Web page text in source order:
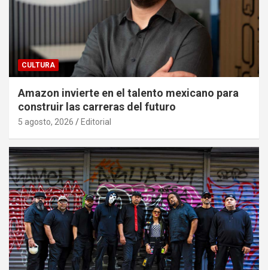
CULTURA
Amazon invierte en el talento mexicano para
construir las carreras del futuro
5 agosto, 2026 Editorial